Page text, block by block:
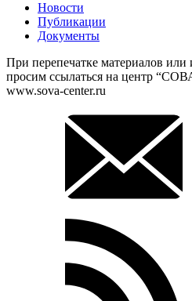
Новости
Публикации
Документы
При перепечатке материалов
просим ссылаться на центр
www.sova-center.ru